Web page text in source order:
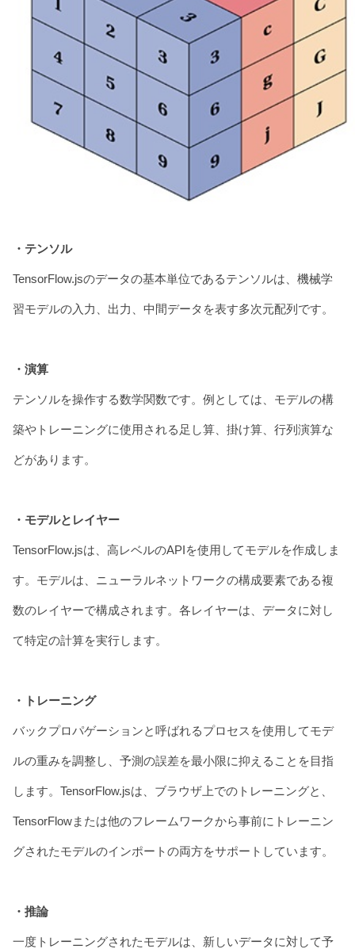
・テンソル
TensorFlow.jsのデータの基本単位であるテンソルは、機械学
習モデルの入力、出力、中間データを表す多次元配列です。
・演算
テンソルを操作する数学関数です。例としては、モデルの構
築やトレーニングに使用される足し算、掛け算、行列演算な
どがあります。
・モデルとレイヤー
TensorFlow.jsは、高レベルのAPIを使用してモデルを作成しま
す。モデルは、ニューラルネットワークの構成要素である複
数のレイヤーで構成されます。各レイヤーは、データに対し
て特定の計算を実行します。
・トレーニング
バックプロパゲーションと呼ばれるプロセスを使用してモデ
ルの重みを調整し、予測の誤差を最小限に抑えることを目指
します。TensorFlow.jsは、ブラウザ上でのトレーニングと、
TensorFlowまたは他のフレームワークから事前にトレーニン
グされたモデルのインポートの両方をサポートしています。
・推論
一度トレーニングされたモデルは、新しいデータに対して予